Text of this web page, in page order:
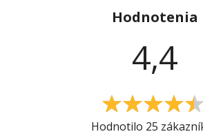
Hodnotenia
4,4
4.4
Hodnotilo 25